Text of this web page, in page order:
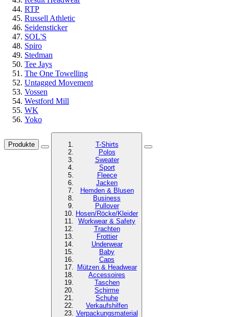
RTP
Russell Athletic
Seidensticker
SOL'S
Spiro
Stedman
Tee Jays
The One Towelling
Untagged Movement
Vossen
Westford Mill
WK
Yoko
Produkte
T-Shirts
Polos
Sweater
Sport
Fleece
Jacken
Hemden & Blusen
Business
Pullover
Hosen/Röcke/Kleider
Workwear & Safety
Trachten
Frottier
Underwear
Baby
Caps
Mützen & Headwear
Accessoires
Taschen
Schirme
Schuhe
Verkaufshilfen
Verpackungsmaterial